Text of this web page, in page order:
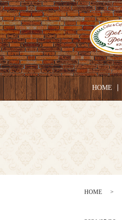
HOME
HOME